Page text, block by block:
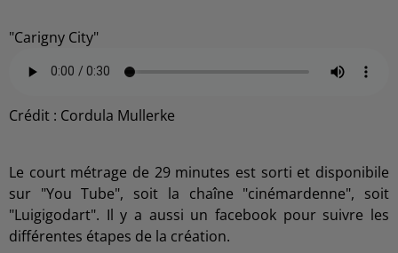
"Carigny City"
Crédit : Cordula Mullerke
Le court métrage de 29 minutes est sorti et disponibile
sur "You Tube", soit la chaîne "cinémardenne", soit
"Luigigodart". Il y a aussi un facebook pour suivre les
différentes étapes de la création.